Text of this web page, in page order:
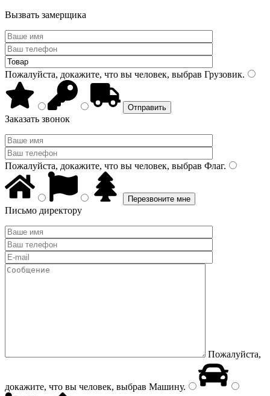
Вызвать замерщика
Пожалуйста, докажите, что вы человек, выбрав Грузовик.
Заказать звонок
Пожалуйста, докажите, что вы человек, выбрав Флаг.
Письмо директору
Пожалуйста,
докажите, что вы человек, выбрав Машину.